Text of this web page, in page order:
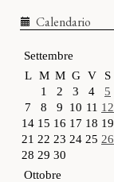
Calendario
Settembre
L M M G V S
1
2 3 4 5
7
8 9 10 11 12
14 15 16 17 18 19
21 22 23 24 25 26
28 29 30
Ottobre